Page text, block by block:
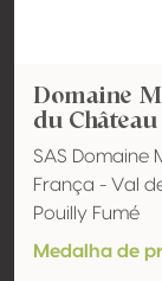
Domaine
du
SAS Domaine
França - Val
Pouilly Fumé
Medalha de